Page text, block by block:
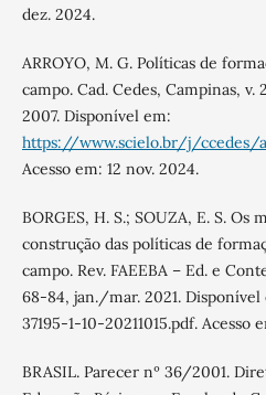
dez. 2024.
ARROYO, M. G. Políticas de
campo. Cad. Cedes, Campinas, v.
2007. Disponível em:
https://www.scielo.br/j/ccedes/
Acesso em: 12 nov. 2024.
BORGES, H. S.; SOUZA, E. S. Os
construção das políticas de
campo. Rev. FAEEBA – Ed. e
68-84, jan./mar. 2021.
37195-1-10-20211015.pdf. Acesso
BRASIL. Parecer nº 36/2001.